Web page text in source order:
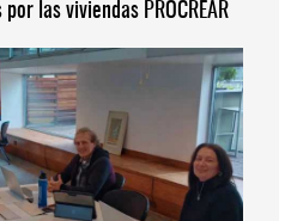
las viviendas PROCREAR